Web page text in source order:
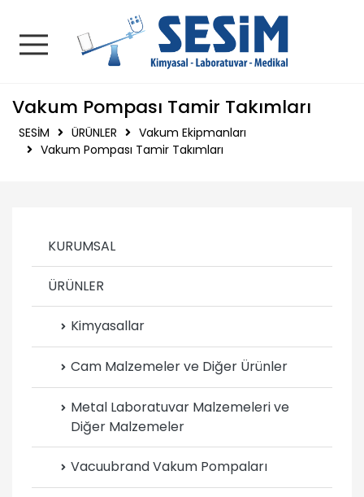
SESİM | Kimyasal -
Vakum Pompası Tamir Takımları
SESİM ÜRÜNLER
Vakum Ekipmanları
Vakum Pompası Tamir Takımları
KURUMSAL
ÜRÜNLER
Kimyasallar
Cam Malzemeler ve Diğer Ürünler
Metal Laboratuvar Malzemeleri ve
Diğer Malzemeler
Vacuubrand Vakum Pompaları